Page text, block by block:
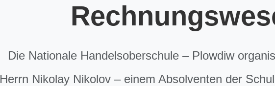
Die Nationale Handelsoberschule – Plowdiw
Herrn Nikolay Nikolov – einem Absolventen der